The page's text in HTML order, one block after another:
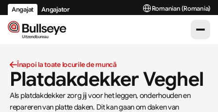
Înapoi la toate locurile de muncă
Platdakdekker Veghel
Als platdakdekker zorg jij voor het leggen, onderhouden en
repareren van platte daken. Dit kan gaan om daken van
Angajat Angajator Select Language
Romanian (Romania)